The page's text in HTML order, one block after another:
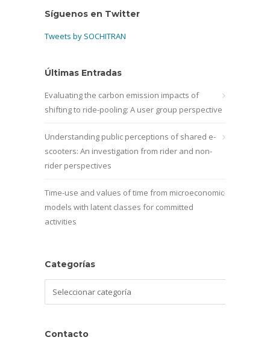
Síguenos en Twitter
Tweets by SOCHITRAN
Últimas Entradas
Evaluating the carbon emission impacts of
shifting to ride-pooling: A user group perspective
Understanding public perceptions of shared e-
scooters: An investigation from rider and non-
rider perspectives
Time-use and values of time from microeconomic
models with latent classes for committed
activities
Categorías
Contacto